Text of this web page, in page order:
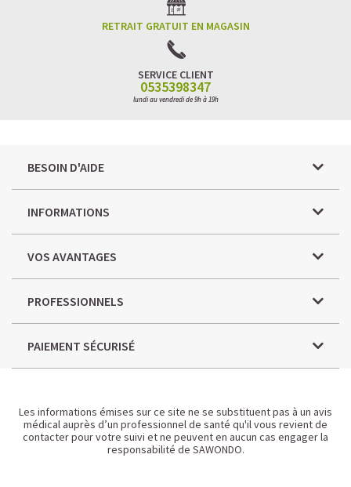
RETRAIT GRATUIT EN MAGASIN
SERVICE CLIENT
0535398347
lundi au vendredi de 9h à 19h
BESOIN D'AIDE
INFORMATIONS
VOS AVANTAGES
PROFESSIONNELS
PAIEMENT SÉCURISÉ
Les informations émises sur ce site ne se substituent pas à un avis
médical auprès d’un professionnel de santé qu'il vous revient de
contacter pour votre suivi et ne peuvent en aucun cas engager la
responsabilité de SAWONDO.